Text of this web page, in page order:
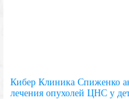
Кибер Клиника Спиженко
лечения опухолей ЦНС у